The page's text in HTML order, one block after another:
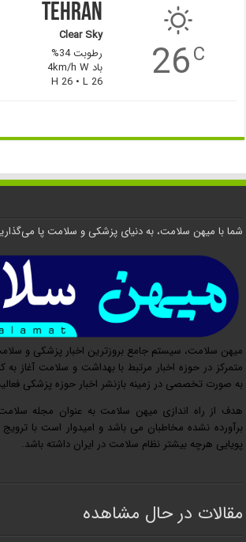
26C
Tehran
Clear Sky
رطوبت 34%
باد 4km/h W
H 26 • L 26
شما با میهن سلامت، به دنیای پزشکی و سلامت پا
متمرکز در حوزه اخبار مرتبط با بهداشت و سلامت آغاز به
به صورت تخصصی در زمینه بازنشر اخبار حوزه پزشکی
هدف از راه اندازی میهن سلامت به عنوان مجله
برآورده نشده مخاطبان می باشد و امیدوار است با
پویایی هرچه بیشتر نظام سلامت در ایران داشته باشد.
مقالات در حال مشاهده